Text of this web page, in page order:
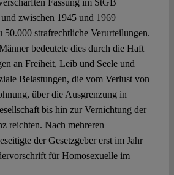
Fassung im StGB
zwischen 1945 und 1969
50.000 strafrechtliche Verurteilungen.
bedeutete dies durch die Haft
an Freiheit, Leib und Seele und
Belastungen, die vom Verlust von
über die Ausgrenzung in
bis hin zur Vernichtung der
reichten. Nach mehreren
der Gesetzgeber erst im Jahr
für Homosexuelle im